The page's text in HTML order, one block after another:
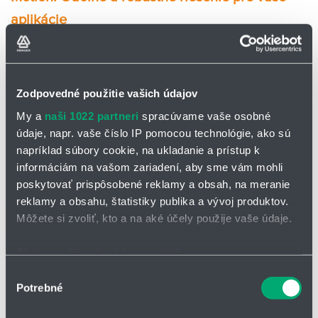
Zodpovedné použitie vašich údajov
My a naši 1022 partneri spracúvame vaše osobné
údaje, napr. vaše číslo IP pomocou technológie, ako sú
napríklad súbory cookie, na ukladanie a prístup k
informáciám na vašom zariadení, aby sme vám mohli
poskytovať prispôsobené reklamy a obsah, na meranie
reklamy a obsahu, štatistiky publika a vývoj produktov.
Môžete si zvoliť, kto a na aké účely použije vaše údaje.
polohe s presnosťou na niekoľko metrov
súhlasu
Potrebné
aplikácie
Konfekciované káble readycable®
podľa štandardu Danaher
Motionsú špeciálne navrhnuté a zostavené tak, aby vyhovovali
pohyblivých aplikáciách.
Mimoriadna odolnosť:Vyrobené z vysokokvalitných materiálov
odolných voči opotrebovaniu, čím sa zaručuje dlhá životnosť aj
pri opakovanom ohýbaní venergetickej reťazi.
Robustná konštrukcia:Navrhnuté pre zvládnutie vysokého
mechanického namáhania v pohyblivých aplikáciách.
Flexibilita:Ľahko sa ohýbajú a prispôsobujú pohybom
vsystéme energetických reťazí.
vyhovejú vašim špecifickým potrebám.